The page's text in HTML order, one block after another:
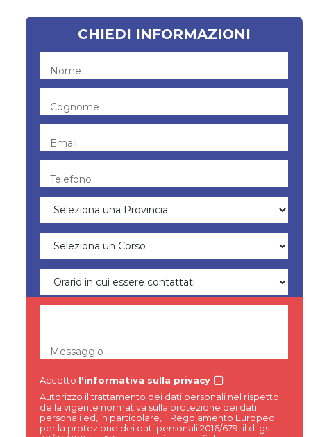
CHIEDI INFORMAZIONI
Nome
Cognome
Email
Telefono
Messaggio
Accetto l'informativa sulla privacy
Autorizzo il trattamento dei dati personali nel rispetto
della vigente normativa sulla protezione dei dati
personali ed, in particolare, il Regolamento Europeo
per la protezione dei dati personali 2016/679, il d.lgs.